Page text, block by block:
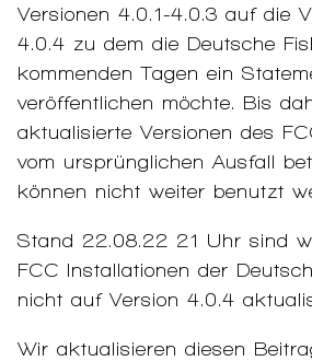
Versionen 4.0.1-4.0.3 auf die
4.0.4 zu dem die Deutsche
kommenden Tagen ein
veröffentlichen möchte. Bis
aktualisierte Versionen des
vom ursprünglichen Ausfall
können nicht weiter benutzt
Stand 22.08.22 21 Uhr sind
FCC Installationen der
nicht auf Version 4.0.4
Wir aktualisieren diesen